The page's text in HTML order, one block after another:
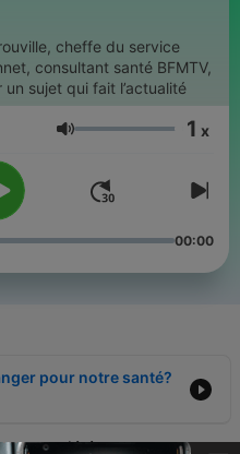
cheffe du service
consultant santé BFMTV,
sujet qui fait l’actualité
Volume 1 x
00:00
pour notre santé?
anxiété...